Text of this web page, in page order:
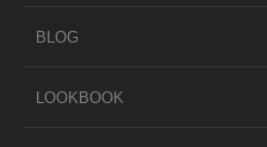
BLOG
LOOKBOOK